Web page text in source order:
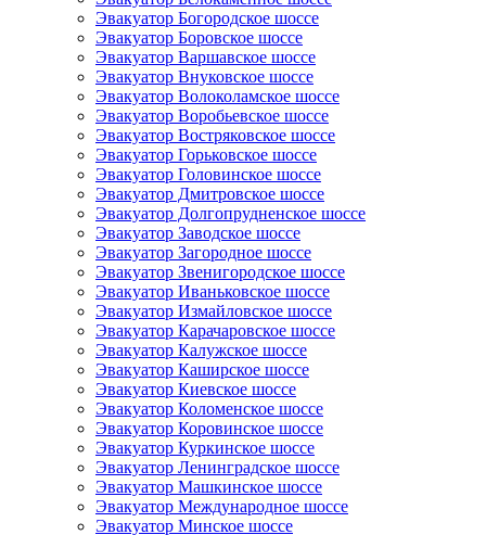
Эвакуатор Богородское шоссе
Эвакуатор Боровское шоссе
Эвакуатор Варшавское шоссе
Эвакуатор Внуковское шоссе
Эвакуатор Волоколамское шоссе
Эвакуатор Воробьевское шоссе
Эвакуатор Востряковское шоссе
Эвакуатор Горьковское шоссе
Эвакуатор Головинское шоссе
Эвакуатор Дмитровское шоссе
Эвакуатор Долгопрудненское шоссе
Эвакуатор Заводское шоссе
Эвакуатор Загородное шоссе
Эвакуатор Звенигородское шоссе
Эвакуатор Иваньковское шоссе
Эвакуатор Измайловское шоссе
Эвакуатор Карачаровское шоссе
Эвакуатор Калужское шоссе
Эвакуатор Каширское шоссе
Эвакуатор Киевское шоссе
Эвакуатор Коломенское шоссе
Эвакуатор Коровинское шоссе
Эвакуатор Куркинское шоссе
Эвакуатор Ленинградское шоссе
Эвакуатор Машкинское шоссе
Эвакуатор Международное шоссе
Эвакуатор Минское шоссе